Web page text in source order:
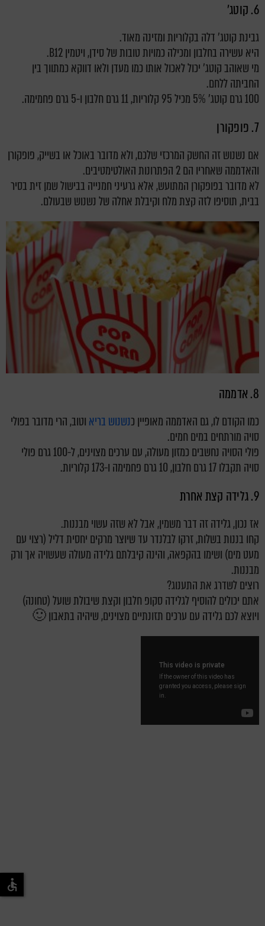
6. קוטג'
גבינת קוטג' דלה בקלוריות ומזינה מאוד.
היא עשירה בחלבון ומכילה כמויות טובות של סידן, ויטמין B12.
מי שאוהב קוטג' יכול לאכול אותו כמו מעדן ולאו דווקא כמתווך בין
החביתה ללחם.
100 גרם קוטג' 5% מכיל 95 קלוריות, 11 גרם חלבון ו-5 גרם פחמימה.
7. פופקורן
אם נשנוש זה החשק המרכזי שלכם, ולא מדובר באוכל או בשייק, פופקורן
והאדממה שאחריו הם 2 הפתרונות האולטימטיבים.
לא מדובר בפופקורן המתועש, אלא גרעיני חמנייה בבישול שמן זית בסיר
בבית, תוסיפו לזה קצת מלח וקיבלת אחלה של נשנוש שבעולם.
8. אדממה
כמו הקודם לו, גם האדממה מאופיין כנשנוש בריא וטוב, הרי מדובר בפולי
סויה מורתחים במים חמים.
פולי הסויה נחשבים כמזון מעולה, עם ערכים מצוינים, ל-100 גרם פולי
סויה תקבלו 17 גרם חלבון, 10 גרם פחמימה ו-173 קלוריות.
9. גלידה קצת אחרת
אז נכון, גלידה זה דבר משמין, אבל לא שזה עשוי מבננות.
קחו בננות בשלות, זרקו לבלנדר עד שיוצר מרקים יחסית דליל (רצוי עם
מעט מים) ושימו בהקפאה, והינה קיבלתם גלידה מעולה שעשויה אך ורק
מבננות.
רוצים לשדרג את התענוג?
אתם יכולים להוסיף לגלידה סקופ חלבון וקצת שיבולת שועל (טחונה)
ויוצא לכם גלידה עם ערכים תזונתיים מצוינים, שיהיה בתאבון 🙂